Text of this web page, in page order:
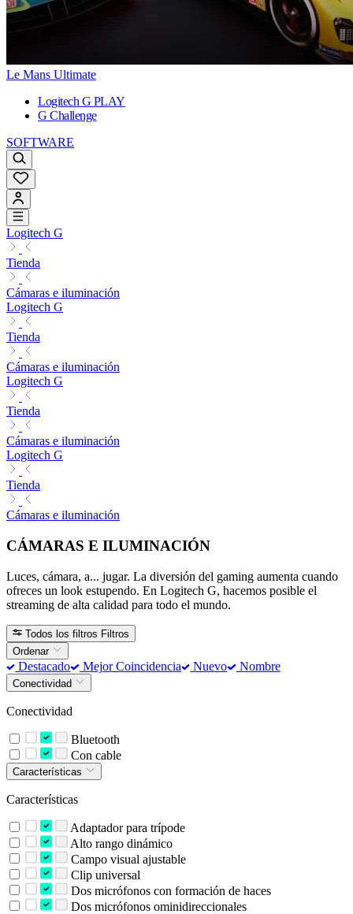
Le Mans Ultimate
Logitech G PLAY
G Challenge
SOFTWARE
Logitech G
Tienda
Cámaras e iluminación
Logitech G
Tienda
Cámaras e iluminación
Logitech G
Tienda
Cámaras e iluminación
Logitech G
Tienda
Cámaras e iluminación
CÁMARAS E ILUMINACIÓN
Luces, cámara, a... jugar. La diversión del gaming aumenta cuando
ofreces un look estupendo. En Logitech G, hacemos posible el
streaming de alta calidad para todo el mundo.
Todos los filtros Filtros
Ordenar
Destacado Mejor Coincidencia Nuevo Nombre
Conectividad
Conectividad
Bluetooth
Con cable
Características
Características
Adaptador para trípode
Alto rango dinámico
Campo visual ajustable
Clip universal
Dos micrófonos con formación de haces
Dos micrófonos ominidireccionales